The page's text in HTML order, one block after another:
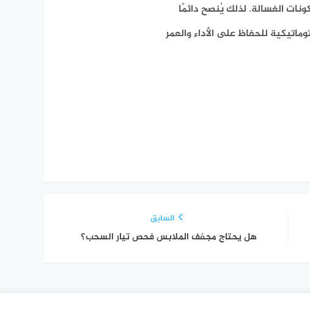
الغسالة. لذلك يُنصح دائمًا
للحفاظ على الأداء والعمر
السابق
هل يحتاج مجفف الملابس فحص تيار السحب؟